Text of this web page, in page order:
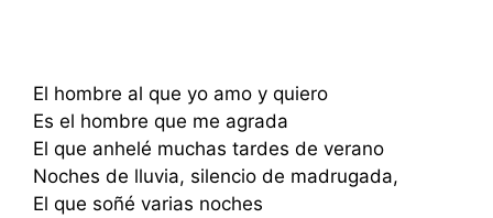
El hombre al que yo amo y quiero
Es el hombre que me agrada
El que anhelé muchas tardes de verano
Noches de lluvia, silencio de madrugada,
El que soñé varias noches